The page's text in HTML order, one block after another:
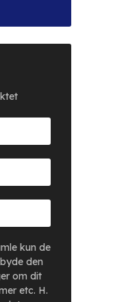
kun de
den
om dit
etc. H.